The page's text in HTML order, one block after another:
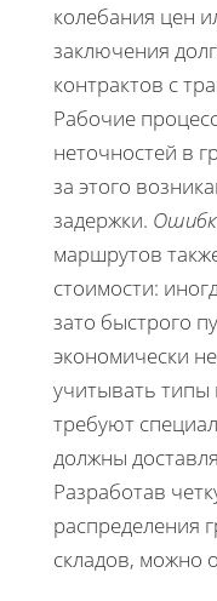
колебания цен
заключения
контрактов с
Рабочие
неточностей в
за этого
задержки.
маршрутов
стоимости:
зато быстрого
экономически
учитывать типы
требуют
должны
Разработав
распределения
складов, можно